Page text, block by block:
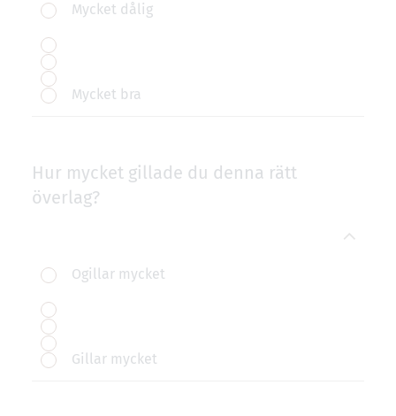
Mycket dålig
Mycket bra
Hur mycket gillade du denna rätt
överlag?
Ogillar mycket
Gillar mycket